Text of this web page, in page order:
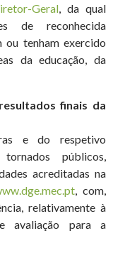
Geral, da qual
de reconhecida
ou tenham exercido
da educação, da
finais da
e do respetivo
públicos,
acreditadas na
, com,
relativamente à
avaliação para a